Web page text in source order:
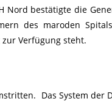
bestätigte die
des maroden
Verfügung steht.
Das System